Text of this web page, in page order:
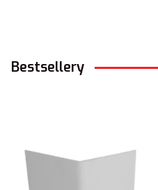
Bestsellery